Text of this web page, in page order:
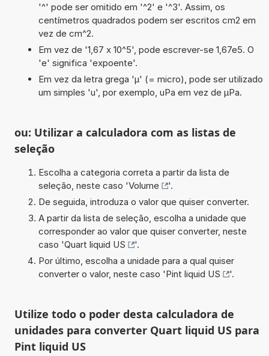
'^' pode ser omitido em '^2' e '^3'. Assim, os
centímetros quadrados podem ser escritos cm2 em
vez de cm^2.
Em vez de '1,67 x 10^5', pode escrever-se 1,67e5. O
'e' significa 'expoente'.
Em vez da letra grega 'µ' (= micro), pode ser utilizado
um simples 'u', por exemplo, uPa em vez de µPa.
ou: Utilizar a calculadora com as listas de
seleção
Escolha a categoria correta a partir da lista de
seleção, neste caso 'Volume
'.
De seguida, introduza o valor que quiser converter.
A partir da lista de seleção, escolha a unidade que
corresponder ao valor que quiser converter, neste
caso 'Quart liquid US
'.
Por último, escolha a unidade para a qual quiser
converter o valor, neste caso 'Pint liquid US '.
Utilize todo o poder desta calculadora de
unidades para converter Quart liquid US para
Pint liquid US